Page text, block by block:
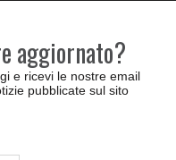
aggiornato?
e ricevi le nostre email
pubblicate sul sito